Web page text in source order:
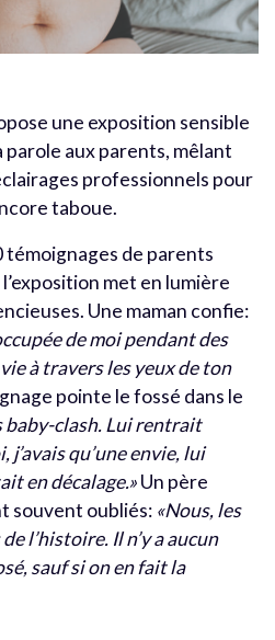
une exposition sensible
aux parents, mêlant
professionnels pour
taboue.
témoignages de parents
met en lumière
Une maman confie:
de moi pendant des
à travers les yeux de ton
pointe le fossé dans le
baby-clash. Lui rentrait
qu’une envie, lui
en décalage.»Un père
souvent oubliés: «Nous, les
l’histoire. Il n’y a aucun
sauf si on en fait la